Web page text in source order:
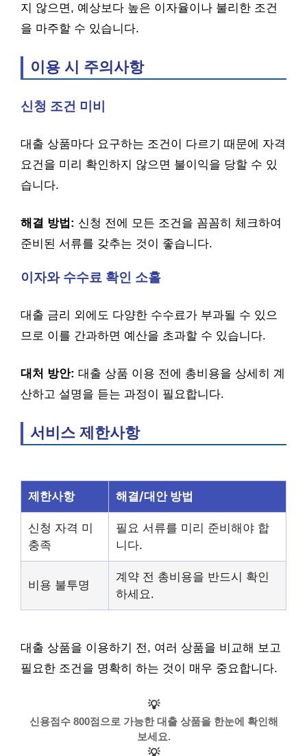
지 않으면, 예상보다 높은 이자율이나 불리한 조건
을 마주할 수 있습니다.
이용 시 주의사항
신청 조건 미비
대출 상품마다 요구하는 조건이 다르기 때문에 자격
요건을 미리 확인하지 않으면 불이익을 당할 수 있
습니다.
해결 방법: 신청 전에 모든 조건을 꼼꼼히 체크하여
준비된 서류를 갖추는 것이 좋습니다.
이자와 수수료 확인 소홀
대출 금리 외에도 다양한 수수료가 부과될 수 있으
므로 이를 간과하면 예산을 초과할 수 있습니다.
대처 방안: 대출 상품 이용 전에 총비용을 상세히 계
산하고 설명을 듣는 과정이 필요합니다.
서비스 제한사항
제한사항 해결/대안 방법
신청 자격 미
충족
필요 서류를 미리 준비해야 합
니다.
비용 불투명
계약 전 총비용을 반드시 확인
하세요.
대출 상품을 이용하기 전, 여러 상품을 비교해 보고
필요한 조건을 명확히 하는 것이 매우 중요합니다.
💡
신용점수 800점으로 가능한 대출 상품을 한눈에 확인해
보세요.
💡